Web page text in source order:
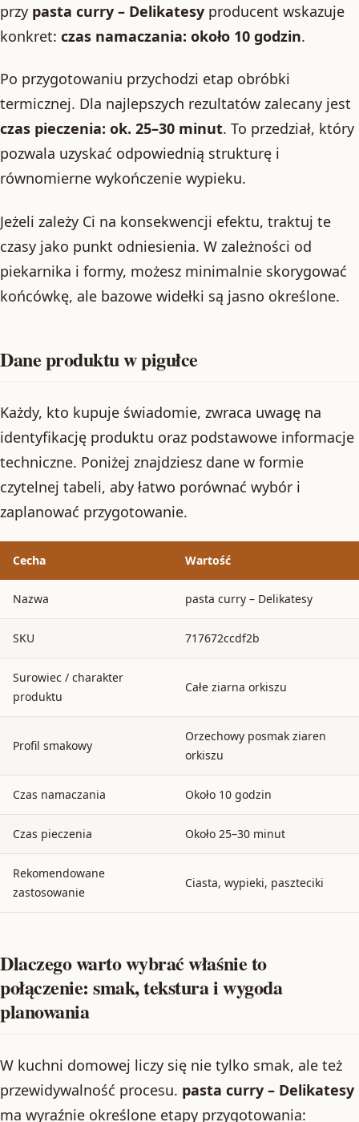
przy pasta curry – Delikatesy producent wskazuje
konkret: czas namaczania: około 10 godzin.
Po przygotowaniu przychodzi etap obróbki
termicznej. Dla najlepszych rezultatów zalecany jest
czas pieczenia: ok. 25–30 minut. To przedział, który
pozwala uzyskać odpowiednią strukturę i
równomierne wykończenie wypieku.
Jeżeli zależy Ci na konsekwencji efektu, traktuj te
czasy jako punkt odniesienia. W zależności od
piekarnika i formy, możesz minimalnie skorygować
końcówkę, ale bazowe widełki są jasno określone.
Dane produktu w pigułce
Każdy, kto kupuje świadomie, zwraca uwagę na
identyfikację produktu oraz podstawowe informacje
techniczne. Poniżej znajdziesz dane w formie
czytelnej tabeli, aby łatwo porównać wybór i
zaplanować przygotowanie.
Cecha Wartość
Nazwa pasta curry – Delikatesy
SKU 717672ccdf2b
Surowiec / charakter
produktu
Całe ziarna orkiszu
Profil smakowy
Orzechowy posmak ziaren
orkiszu
Czas namaczania Około 10 godzin
Czas pieczenia Około 25–30 minut
Rekomendowane
zastosowanie
Ciasta, wypieki, paszteciki
Dlaczego warto wybrać właśnie to
połączenie: smak, tekstura i wygoda
planowania
W kuchni domowej liczy się nie tylko smak, ale też
przewidywalność procesu. pasta curry – Delikatesy
ma wyraźnie określone etapy przygotowania: